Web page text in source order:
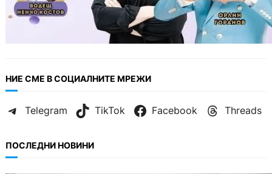
НИЕ СМЕ В СОЦИАЛНИТЕ МРЕЖИ
Telegram TikTok Facebook Threads
ПОСЛЕДНИ НОВИНИ